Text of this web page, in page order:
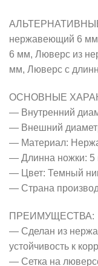
нержавеющий 6 мм
6 мм, Люверс из
мм, Люверс с
ОСНОВНЫЕ
— Внутренний
— Внешний
— Материал:
— Длинна ножки: 5
— Цвет: Темный
— Страна
ПРЕИМУЩЕСТВА:
— Сделан из
устойчивость к
— Сетка на